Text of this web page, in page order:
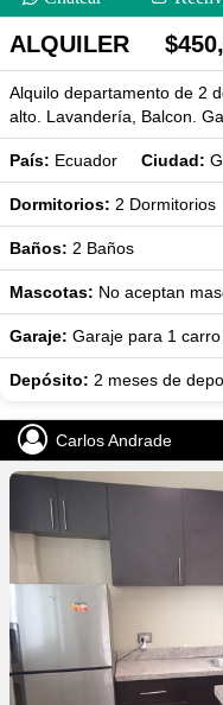
ALQUILER
Alquilo departamento de 2
alto. Lavandería, Balcon.
País: Ecuador Ciudad:
Dormitorios: 2 Dormitorios
Baños: 2 Baños
Mascotas: No aceptan
Garaje: Garaje para 1 carro
Depósito: 2 meses de
Carlos Andrade